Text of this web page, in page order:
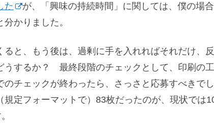
た
が、「興味の持続時間」に関しては、僕の場
かりました。
ると、もう後は、過剰に手を入れればそれだけ、
うするか？ 最終段階のチェックとして、印刷の
のチェックが終わったら、さっさと応募すべきで
規定フォーマットで）83枚だったのが、現状では